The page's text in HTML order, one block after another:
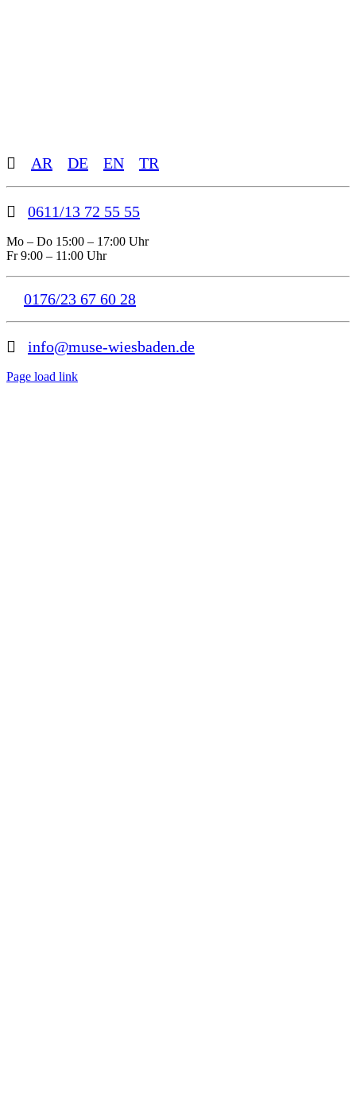
Toggle
Sliding
Bar
AR DE EN TR
0611/13 72 55 55
Mo – Do 15:00 – 17:00 Uhr
Fr 9:00 – 11:00 Uhr
0176/23 67 60 28
info@muse-wiesbaden.de
Page load link